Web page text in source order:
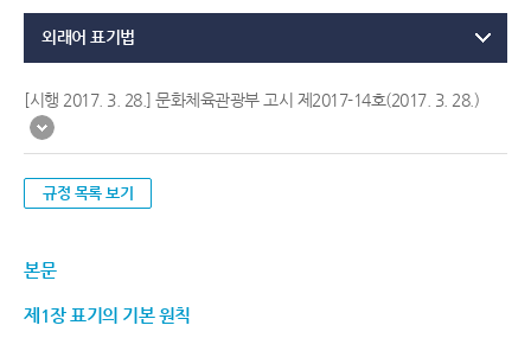
외래어 표기법
[시행 2017. 3. 28.] 문화체육관광부 고시 제2017-14호(2017. 3. 28.)
규정 목록 보기
본문
제1장 표기의 기본 원칙